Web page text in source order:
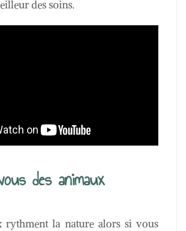
des soins.
des animaux
rythment la nature alors si vous